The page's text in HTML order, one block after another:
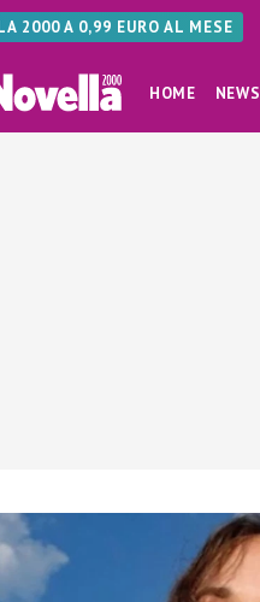
2000 A 0,99 EURO AL MESE
HOME NEWS